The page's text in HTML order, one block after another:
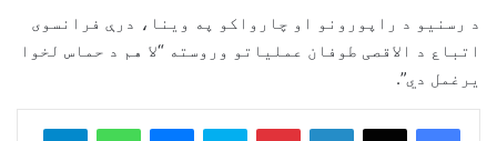
د رسنیو د راپورونو او چارواکو په وینا، درې فرانسوی
اتباع د الاقصی طوفان عملیاتو وروسته “لا هم د حماس لخوا
یرغمل دي”.
LinkedIn
Pinterest
Skype
Messenger
WhatsApp